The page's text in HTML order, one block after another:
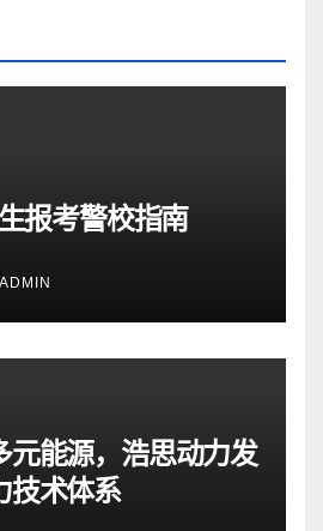
报考警校指南
ADMIN
元能源，浩思动力发
技术体系